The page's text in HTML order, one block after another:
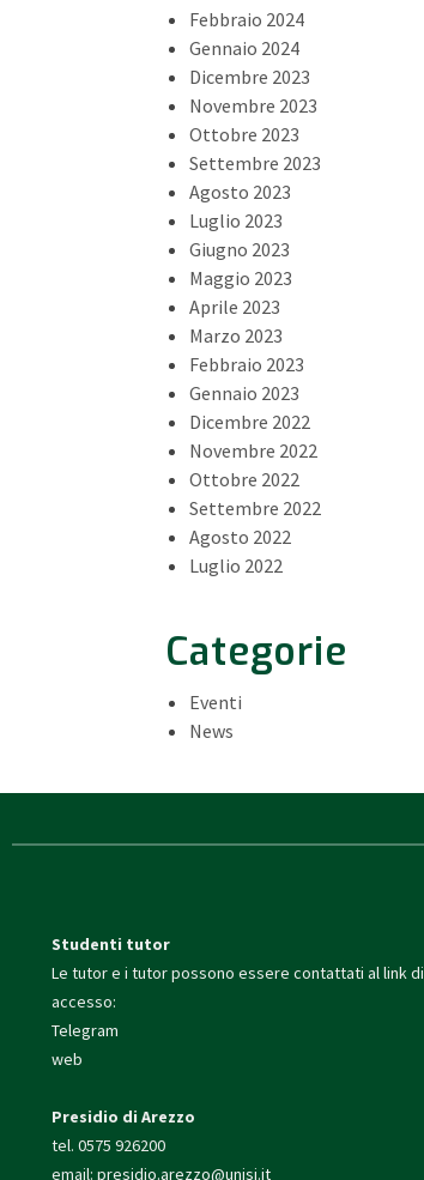
Febbraio 2024
Gennaio 2024
Dicembre 2023
Novembre 2023
Ottobre 2023
Settembre 2023
Agosto 2023
Luglio 2023
Giugno 2023
Maggio 2023
Aprile 2023
Marzo 2023
Febbraio 2023
Gennaio 2023
Dicembre 2022
Novembre 2022
Ottobre 2022
Settembre 2022
Agosto 2022
Luglio 2022
Categorie
Eventi
News
Studenti tutor
Le tutor e i tutor possono essere contattati al link di
accesso:
Telegram
web
Presidio di Arezzo
tel. 0575 926200
email: presidio.arezzo@unisi.it